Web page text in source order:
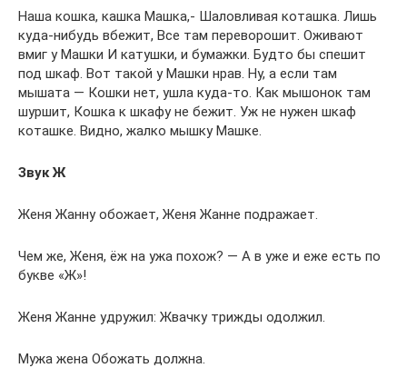
Наша кошка, кашка Машка,- Шаловливая коташка. Лишь
куда-нибудь вбежит, Все там переворошит. Оживают
вмиг у Машки И катушки, и бумажки. Будто бы спешит
под шкаф. Вот такой у Машки нрав. Ну, а если там
мышата — Кошки нет, ушла куда-то. Как мышонок там
шуршит, Кошка к шкафу не бежит. Уж не нужен шкаф
коташке. Видно, жалко мышку Машке.
Звук Ж
Женя Жанну обожает, Женя Жанне подражает.
Чем же, Женя, ёж на ужа похож? — А в уже и еже есть по
букве «Ж»!
Женя Жанне удружил: Жвачку трижды одолжил.
Мужа жена Обожать должна.